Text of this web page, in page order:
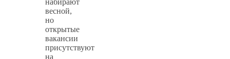
набирают
весной,
но
открытые
вакансии
присутствуют
на